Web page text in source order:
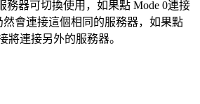
務器可切換使用，如果點 Mode 0連接
會連接這個相同的服務器，如果點
將連接另外的服務器。